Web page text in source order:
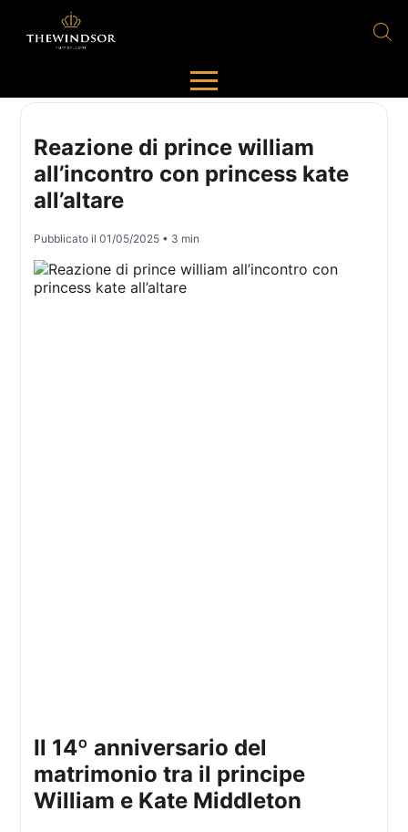
Reazione di prince william
all’incontro con princess kate
all’altare
Pubblicato il01/05/2025 • 3 min
Il 14º anniversario del
matrimonio tra il principe
William e Kate Middleton